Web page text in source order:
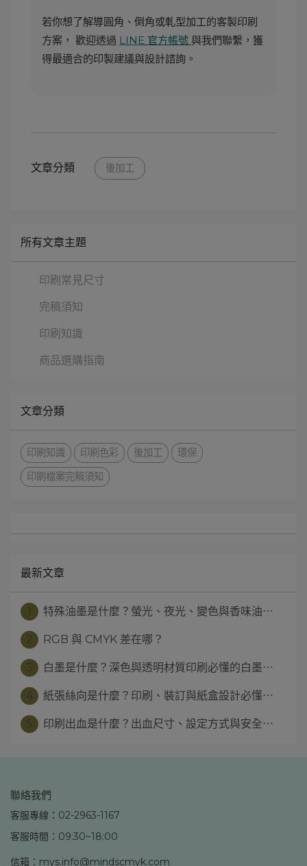
若你想了解導圓角、倒角或軋型加工的客製印刷
方案， 歡迎透過 LINE 官方帳號 與我們聯繫，獲
得最適合的印製建議與設計諮詢。
文章分類 後加工
所有文章主題
印刷常見尺寸
完稿須知
印刷知識
商品選購指南
文章分類
印刷知識 印刷色彩 後加工
環保
印刷檔案完稿須知
最新文章
特殊油墨是什麼？螢光、夜光、變色與香味油⋯
RGB 與 CMYK 差在哪？
白墨是什麼？深色與透明材質印刷必懂的白墨⋯
紙張絲向是什麼？印刷、裝訂與紙盒設計必懂⋯
印刷出血是什麼？出血尺寸、設定方式與安全⋯
聯絡我們
客服專線：02-2963-1167
客服時間：09:30~18:00
信箱：mys.info@mindscmyk.com